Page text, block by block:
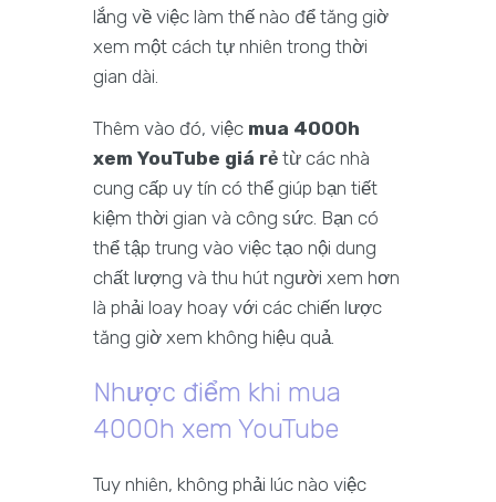
lắng về việc làm thế nào để tăng giờ
xem một cách tự nhiên trong thời
gian dài.
Thêm vào đó, việc mua 4000h
xem YouTube giá rẻ từ các nhà
cung cấp uy tín có thể giúp bạn tiết
kiệm thời gian và công sức. Bạn có
thể tập trung vào việc tạo nội dung
chất lượng và thu hút người xem hơn
là phải loay hoay với các chiến lược
tăng giờ xem không hiệu quả.
Nhược điểm khi mua
4000h xem YouTube
Tuy nhiên, không phải lúc nào việc